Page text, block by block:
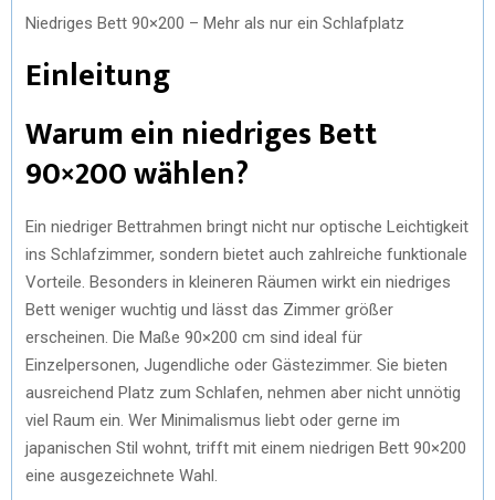
Niedriges Bett 90×200 – Mehr als nur ein Schlafplatz
Einleitung
Warum ein niedriges Bett
90×200 wählen?
Ein niedriger Bettrahmen bringt nicht nur optische Leichtigkeit
ins Schlafzimmer, sondern bietet auch zahlreiche funktionale
Vorteile. Besonders in kleineren Räumen wirkt ein niedriges
Bett weniger wuchtig und lässt das Zimmer größer
erscheinen. Die Maße 90×200 cm sind ideal für
Einzelpersonen, Jugendliche oder Gästezimmer. Sie bieten
ausreichend Platz zum Schlafen, nehmen aber nicht unnötig
viel Raum ein. Wer Minimalismus liebt oder gerne im
japanischen Stil wohnt, trifft mit einem niedrigen Bett 90×200
eine ausgezeichnete Wahl.